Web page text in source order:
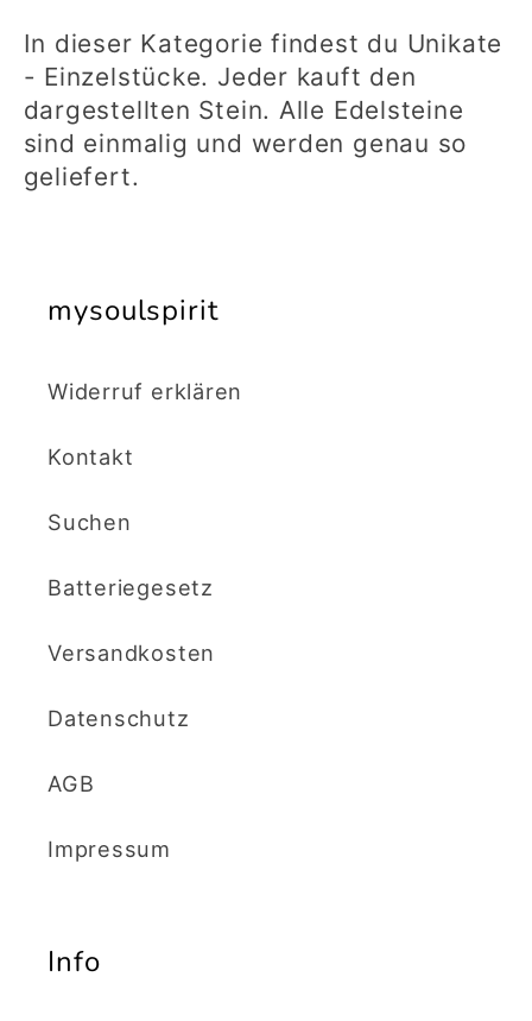
t
e
g
e
In dieser Kategorie findest du Unikate
- Einzelstücke. Jeder kauft den
dargestellten Stein. Alle Edelsteine
sind einmalig und werden genau so
geliefert.
mysoulspirit
Widerruf erklären
Kontakt
Suchen
Batteriegesetz
Versandkosten
Datenschutz
AGB
Impressum
Info